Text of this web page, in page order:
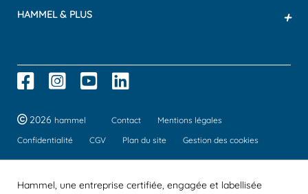
HAMMEL & PLUS +
2026 hammel Contact
Mentions légales
Confidentialité
CGV Plan du site Gestion des cookies
Hammel, une entreprise certifiée, engagée et labellisée